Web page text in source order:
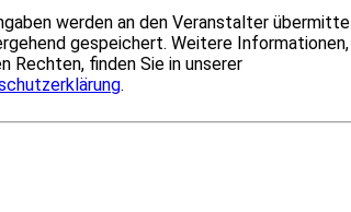
werden an den Veranstalter
gespeichert. Weitere
Rechten, finden Sie in unserer
.